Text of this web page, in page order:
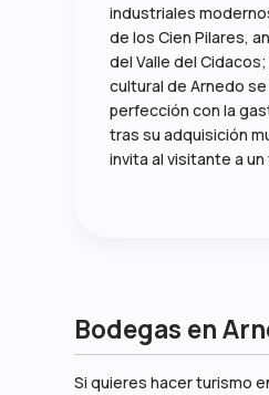
industriales
de los Cien Pilares,
del Valle del
cultural de Arnedo
perfección con la
tras su adquisición
invita al visitante a
Bodegas en
Si quieres hacer turismo